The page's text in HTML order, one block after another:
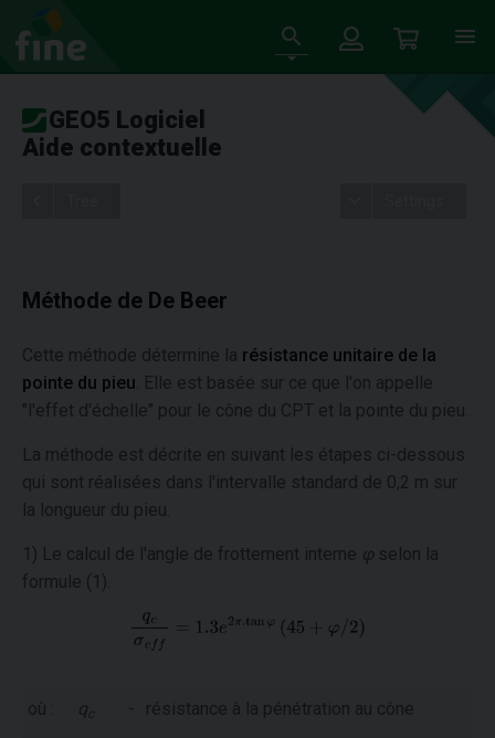
GEO5 Logiciel
Aide contextuelle
Méthode de De Beer
Cette méthode détermine la résistance unitaire de la
pointe du pieu . Elle est basée sur ce que l'on appelle
"l'effet d'échelle" pour le cône du CPT et la pointe du pieu.
La méthode est décrite en suivant les étapes ci-dessous
qui sont réalisées dans l'intervalle standard de 0,2 m sur
la longueur du pieu.
1) Le calcul de l'angle de frottement interne φ selon la
formule (1).
où : q - résistance à la pénétration au cône